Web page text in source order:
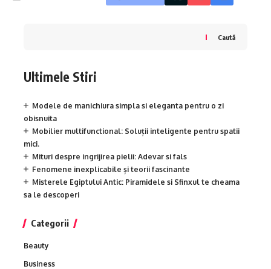
Caută
Ultimele Stiri
Modele de manichiura simpla si eleganta pentru o zi
obisnuita
Mobilier multifunctional: Soluții inteligente pentru spatii
mici.
Mituri despre ingrijirea pielii: Adevar si fals
Fenomene inexplicabile și teorii fascinante
Misterele Egiptului Antic: Piramidele si Sfinxul te cheama
sa le descoperi
Categorii
Beauty
Business